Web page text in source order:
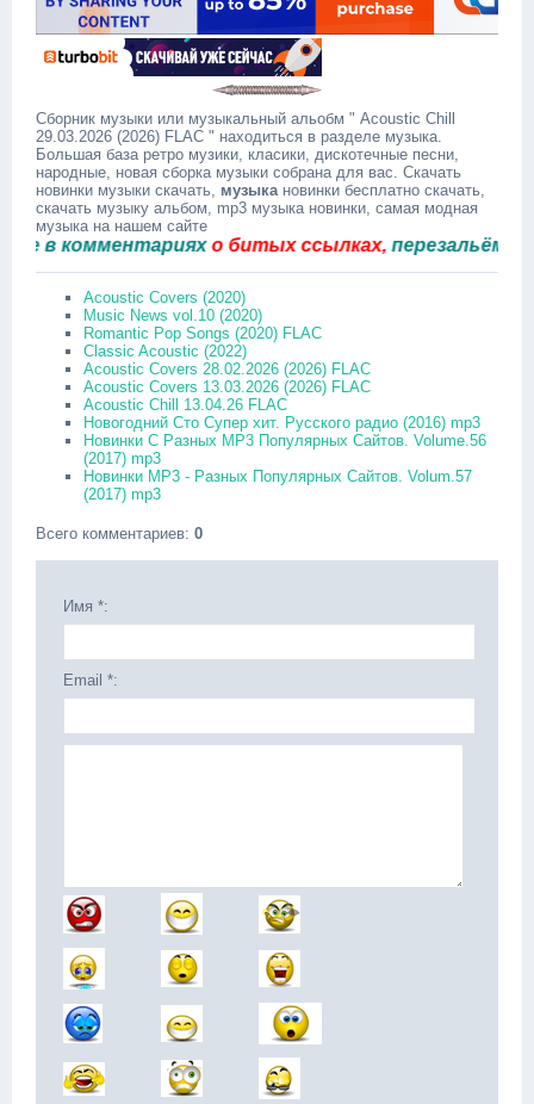
Сборник музыки или музыкальный альобм " Acoustic Chill
29.03.2026 (2026) FLAC " находиться в разделе музыка.
Большая база ретро музики, класики, дискотечные песни,
народные, новая сборка музыки собрана для вас. Скачать
новинки музыки скачать, музыкановинки бесплатно скачать,
скачать музыку альбом, mp3 музыка новинки, самая модная
музыка на нашем сайте
комментарияхо битых ссылках,перезальём
Acoustic Covers (2020)
Music News vol.10 (2020)
Romantic Pop Songs (2020) FLAC
Classic Acoustic (2022)
Acoustic Covers 28.02.2026 (2026) FLAC
Acoustic Covers 13.03.2026 (2026) FLAC
Acoustic Chill 13.04.26 FLAC
Новогодний Сто Супер хит. Русского радио (2016) mp3
Новинки С Разных MP3 Популярных Сайтов. Volume.56
(2017) mp3
Новинки MP3 - Разных Популярных Сайтов. Volum.57
(2017) mp3
Всего комментариев: 0
Имя *:
Email *: